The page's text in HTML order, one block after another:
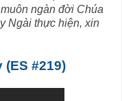
ngàn đời Chúa
Ngài thực hiện, xin
#219)